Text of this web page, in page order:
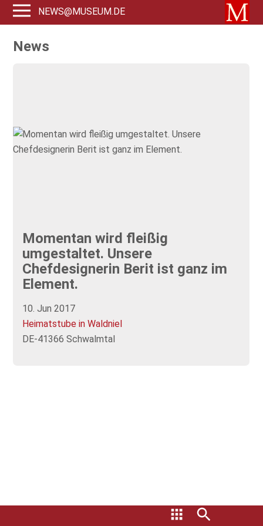
NEWS@MUSEUM.DE
News
Momentan wird fleißig
umgestaltet. Unsere
Chefdesignerin Berit ist ganz im
Element.
10. Jun 2017
Heimatstube in Waldniel
DE-41366 Schwalmtal